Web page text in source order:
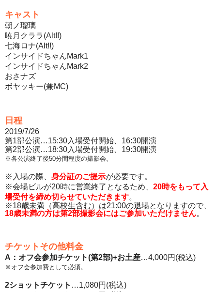
キャスト
朝ノ瑠璃
暁月クララ(Alt!!)
七海ロナ(Alt!!)
インサイドちゃんMark1
インサイドちゃんMark2
おさナズ
ボヤッキー(兼MC)
日程
2019/7/26
第1部公演…15:30入場受付開始、16:30開演
第2部公演…18:30入場受付開始、19:30開演
※各公演終了後50分間程度の撮影会。
※入場の際、 身分証のご提示が必要です。
※会場ビルが20時に営業終了となるため、 20時をもって入
場受付を締め切らせていただきます。
※18歳未満（高校生含む）は21:00の退場となりますので、
18歳未満の方は第2部撮影会にはご参加いただけません。
チケットその他料金
A：オフ会参加チケット(第2部)+お土産…4,000円(税込)
※オフ会参加費として必須。
2ショットチケット …1,080円(税込)